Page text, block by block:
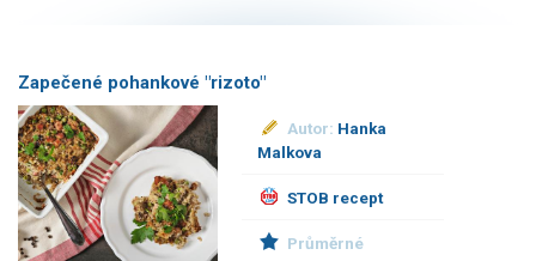
Zapečené pohankové "rizoto"
Autor: Hanka
Malkova
STOB recept
Průměrné